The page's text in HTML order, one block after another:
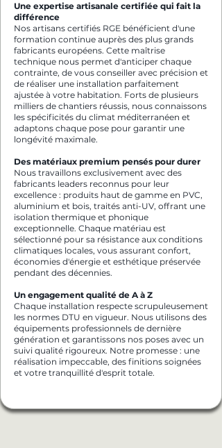
Une expertise artisanale certifiée qui fait la
différence
Nos artisans certifiés RGE bénéficient d'une
formation continue auprès des plus grands
fabricants européens. Cette maîtrise
technique nous permet d'anticiper chaque
contrainte, de vous conseiller avec précision et
de réaliser une installation parfaitement
ajustée à votre habitation. Forts de plusieurs
milliers de chantiers réussis, nous connaissons
les spécificités du climat méditerranéen et
adaptons chaque pose pour garantir une
longévité maximale.
Des matériaux premium pensés pour durer
Nous travaillons exclusivement avec des
fabricants leaders reconnus pour leur
excellence : produits haut de gamme en PVC,
aluminium et bois, traités anti-UV, offrant une
isolation thermique et phonique
exceptionnelle. Chaque matériau est
sélectionné pour sa résistance aux conditions
climatiques locales, vous assurant confort,
économies d'énergie et esthétique préservée
pendant des décennies.
Un engagement qualité de A à Z
Chaque installation respecte scrupuleusement
les normes DTU en vigueur. Nous utilisons des
équipements professionnels de dernière
génération et garantissons nos poses avec un
suivi qualité rigoureux. Notre promesse : une
réalisation impeccable, des finitions soignées
et votre tranquillité d'esprit totale.